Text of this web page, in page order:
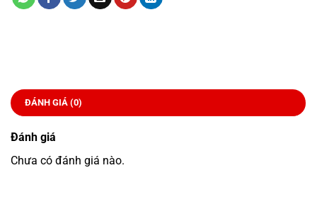
ĐÁNH GIÁ (0)
Đánh giá
Chưa có đánh giá nào.